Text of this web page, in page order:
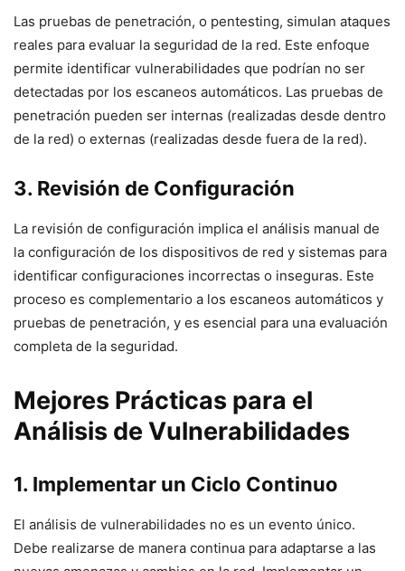
Las pruebas de penetración, o pentesting, simulan ataques
reales para evaluar la seguridad de la red. Este enfoque
permite identificar vulnerabilidades que podrían no ser
detectadas por los escaneos automáticos. Las pruebas de
penetración pueden ser internas (realizadas desde dentro
de la red) o externas (realizadas desde fuera de la red).
3. Revisión de Configuración
La revisión de configuración implica el análisis manual de
la configuración de los dispositivos de red y sistemas para
identificar configuraciones incorrectas o inseguras. Este
proceso es complementario a los escaneos automáticos y
pruebas de penetración, y es esencial para una evaluación
completa de la seguridad.
Mejores Prácticas para el
Análisis de Vulnerabilidades
1. Implementar un Ciclo Continuo
El análisis de vulnerabilidades no es un evento único.
Debe realizarse de manera continua para adaptarse a las